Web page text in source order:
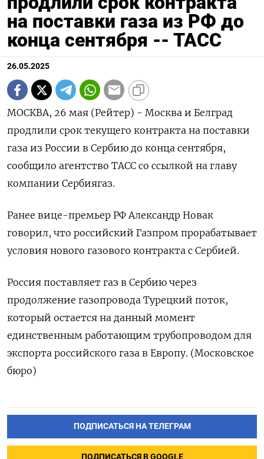
на поставки газа из РФ до
конца сентября -- ТАСС
26.05.2025
МОСКВА, 26 мая (Рейтер) - Москва и Белград
продлили срок текущего контракта на поставки
газа из России в Сербию до конца сентября,
сообщило агентство ТАСС со ссылкой на главу
компании Сербиягаз.
Ранее вице-премьер РФ Александр Новак
говорил, что российский Газпром прорабатывает
условия нового газового контракта с Сербией.
Россия поставляет газ в Сербию через
продолжение газопровода Турецкий поток,
который остается на данный момент
единственным работающим трубопроводом для
экспорта российского газа в Европу. (Московское
бюро)
ПОДПИСАТЬСЯ НА ТЕЛЕГРАМ
ПОДПИСАТЬСЯ В GOOGLE